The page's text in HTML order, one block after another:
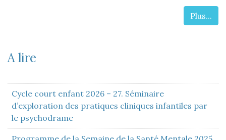
Plus...
A lire
Cycle court enfant 2026 – 27. Séminaire
d’exploration des pratiques cliniques infantiles par
le psychodrame